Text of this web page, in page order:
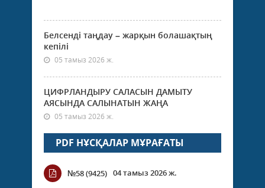
Белсенді таңдау – жарқын болашақтың
кепілі
05 тамыз 2026 ж.
ЦИФРЛАНДЫРУ САЛАСЫН ДАМЫТУ
АЯСЫНДА САЛЫНАТЫН ЖАҢА
05 тамыз 2026 ж.
PDF НҰСҚАЛАР МҰРАҒАТЫ
№58 (9425) 04 тамыз 2026 ж.